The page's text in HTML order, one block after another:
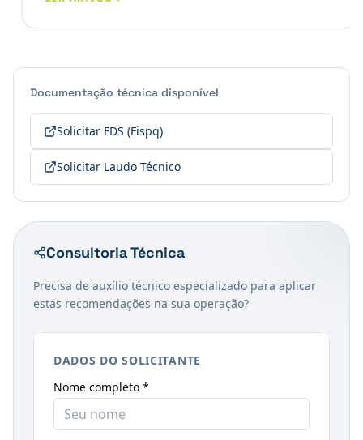
Documentação técnica disponível
Solicitar FDS (Fispq)
Solicitar Laudo Técnico
Consultoria Técnica
Precisa de auxílio técnico especializado para aplicar
estas recomendações na sua operação?
DADOS DO SOLICITANTE
Nome completo *